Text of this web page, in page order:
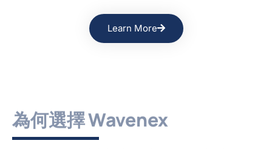
Learn More
為何選擇 Wavenex